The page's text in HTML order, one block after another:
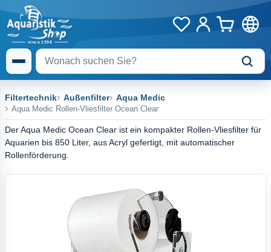
Filtertechnik Außenfilter Aqua Medic
Aqua Medic Rollen-Vliesfilter Ocean Clear
Der Aqua Medic Ocean Clear ist ein kompakter Rollen-Vliesfilter für
Aquarien bis 850 Liter, aus Acryl gefertigt, mit automatischer
Rollenförderung.